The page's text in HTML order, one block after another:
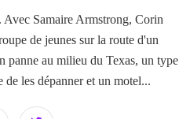
Samaire Armstrong, Corin
de jeunes sur la route d'un
panne au milieu du Texas, un type
les dépanner et un motel...